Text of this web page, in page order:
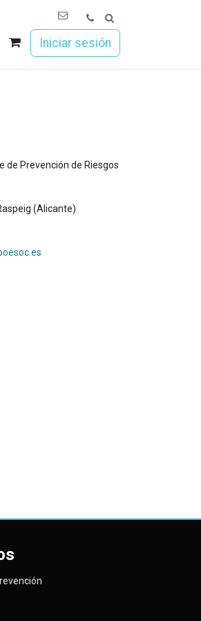
Iniciar sesión
de Prevención de Riesgos
(Alicante)